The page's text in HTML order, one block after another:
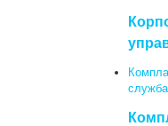
служба